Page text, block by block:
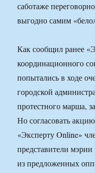
саботаже
выгодно самим
Как сообщил ранее
координационного
попытались в ходе
городской
протестного марша,
Но согласовать
«Эксперту Online»
представители
из предложенных